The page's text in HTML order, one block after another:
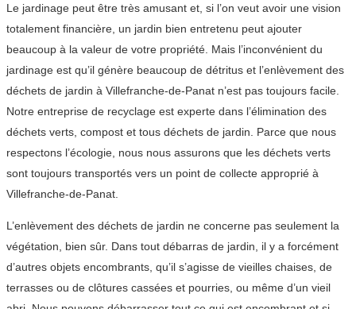
Le jardinage peut être très amusant et, si l’on veut avoir une vision
totalement financière, un jardin bien entretenu peut ajouter
beaucoup à la valeur de votre propriété. Mais l’inconvénient du
jardinage est qu’il génère beaucoup de détritus et l’enlèvement des
déchets de jardin à Villefranche-de-Panat n’est pas toujours facile.
Notre entreprise de recyclage est experte dans l’élimination des
déchets verts, compost et tous déchets de jardin. Parce que nous
respectons l’écologie, nous nous assurons que les déchets verts
sont toujours transportés vers un point de collecte approprié à
Villefranche-de-Panat.
L’enlèvement des déchets de jardin ne concerne pas seulement la
végétation, bien sûr. Dans tout débarras de jardin, il y a forcément
d’autres objets encombrants, qu’il s’agisse de vieilles chaises, de
terrasses ou de clôtures cassées et pourries, ou même d’un vieil